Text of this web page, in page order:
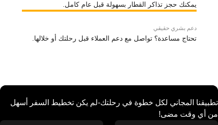
يمكنك حجز تذاكر القطار بسهولة قبل عام كامل.
دعم بشري حقيقي
تحتاج مساعدة؟ تواصل مع دعم العملاء قبل رحلتك أو خلالها.
تطبيقنا المجاني لكل خطوة في رحلتك-لم يكن تخطيط السفر أسهل
من أي وقت مضى!